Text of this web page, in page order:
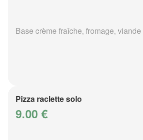
Base crème fraîche, fromage,
Pizza raclette solo
9.00 €